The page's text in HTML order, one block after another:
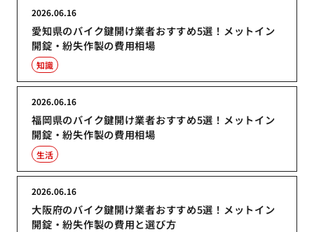
愛知県のバイク鍵開け業者おすすめ5選！メットイン
開錠・紛失作製の費用相場
2026.06.16
知識
福岡県のバイク鍵開け業者おすすめ5選！メットイン
開錠・紛失作製の費用相場
2026.06.16
生活
大阪府のバイク鍵開け業者おすすめ5選！メットイン
開錠・紛失作製の費用と選び方
2026.06.16